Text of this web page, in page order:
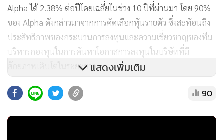
Alpha ได้ 2.38% ต่อปีโดยเฉลี่ยในช่วง 10 ปีที่ผ่านมา โดย 90%
ของ Alpha ดังกล่าวมาจากการคัดเลือกหุ้นรายตัว ซึ่งสะท้อนถึง
ประสิทธิภาพของกระบวนการลงทุนและความเชี่ยวชาญของทีม
บริหารกองทุนในการค้นหาโอกาสการลงทุนในบริษัทที่มี
ศักยภาพเติบโตในระยะยาว
ผู้ลงทุนสามารถศึกษารายละเอียดเพิ่มเติมเกี่ยวกับกองทุน KF-
เปลี่ยนกองทุนหลักในครั้งนี้ได้ที่ บลจ.กรุงศรี
แสดงเพิ่มเติม
90